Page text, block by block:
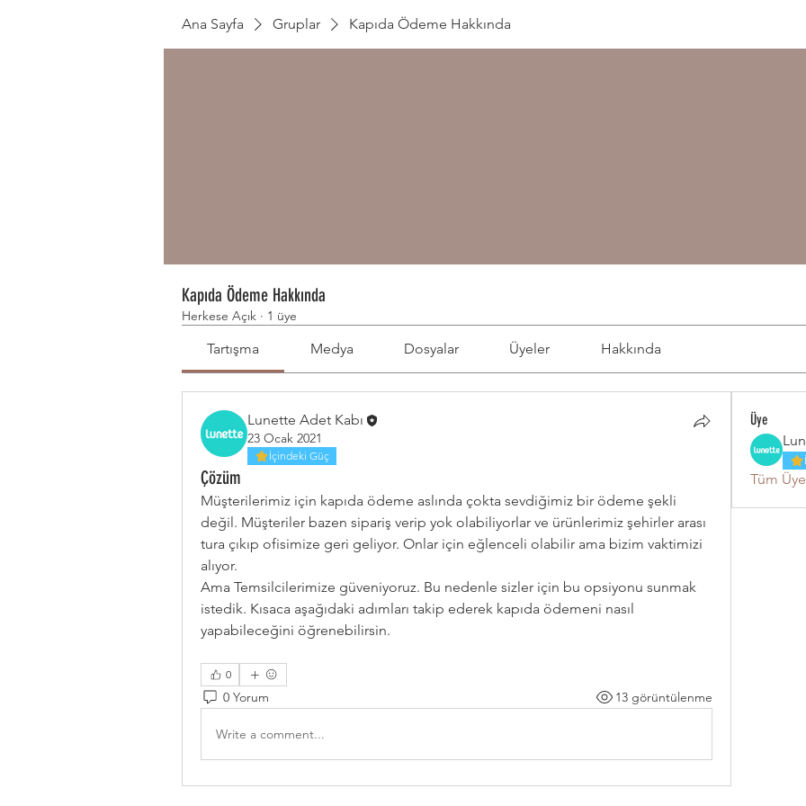
Ana Sayfa Gruplar Kapıda Ödeme Hakkında
Kapıda Ödeme Hakkında
Herkese Açık · 1 üye
Tartışma Medya Dosyalar Üyeler Hakkında
Lunette Adet Kabı
23 Ocak 2021
İçindeki Güç
Çözüm
Müşterilerimiz için kapıda ödeme aslında çokta sevdiğimiz bir ödeme şekli
değil. Müşteriler bazen sipariş verip yok olabiliyorlar ve ürünlerimiz şehirler arası
tura çıkıp ofisimize geri geliyor. Onlar için eğlenceli olabilir ama bizim vaktimizi
alıyor.
Ama Temsilcilerimize güveniyoruz. Bu nedenle sizler için bu opsiyonu sunmak
istedik. Kısaca aşağıdaki adımları takip ederek kapıda ödemeni nasıl
yapabileceğini öğrenebilirsin.
0
0 Yorum 13 görüntülenme
Write a comment...
Üye
Tüm